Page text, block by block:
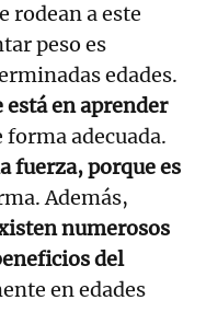
rodean a este
peso es
edades.
en aprender
forma adecuada.
fuerza, porque es
Además,
numerosos
del
en edades